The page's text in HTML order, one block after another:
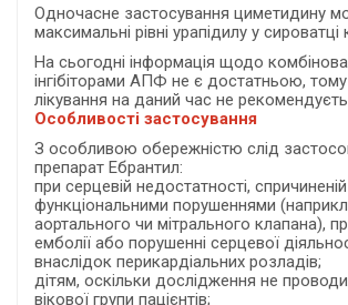
Одночасне застосування циметидину
максимальні рівні урапідилу у сироватці
На сьогодні інформація щодо
інгібіторами АПФ не є достатньою,
лікування на даний час не
Особливості застосування
З особливою обережністю слід
препарат Ебрантил:
при серцевій недостатності,
функціональними порушеннями
аортального чи мітрального клапана),
емболії або порушенні серцевої
внаслідок перикардіальних розладів;
дітям, оскільки дослідження не
вікової групи пацієнтів;